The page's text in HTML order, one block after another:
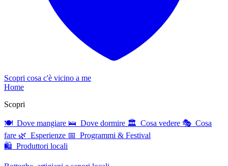
Scopri cosa c'è vicino a me
Home
Scopri
🍽 Dove mangiare 🛌 Dove dormire 🏛 Cosa vedere 🎭 Cosa
fare 🌿 Esperienze 📅 Programmi & Festival
🛍 Produttori locali